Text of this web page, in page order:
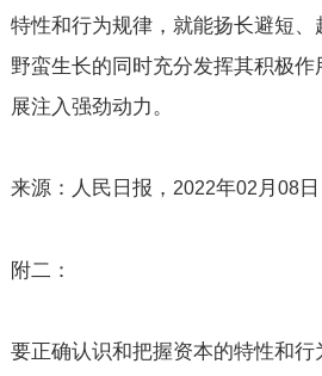
特性和行为规律，就能扬长避短
野蛮生长的同时充分发挥其积极
展注入强劲动力。
来源：人民日报， 2022年02 月 08日
附二：
要正确认识和把握资本的特性和